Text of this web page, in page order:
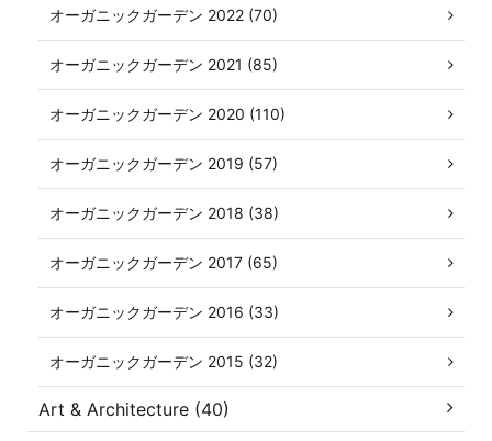
オーガニックガーデン 2022 (70)
オーガニックガーデン 2021 (85)
オーガニックガーデン 2020 (110)
オーガニックガーデン 2019 (57)
オーガニックガーデン 2018 (38)
オーガニックガーデン 2017 (65)
オーガニックガーデン 2016 (33)
オーガニックガーデン 2015 (32)
Art & Architecture (40)